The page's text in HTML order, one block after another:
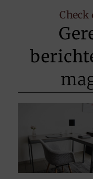
Check